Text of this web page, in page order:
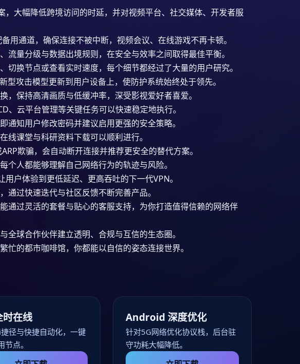
大幅降低跨境访问的时延，并对视频平台、社交媒体、开发者服
用通道，确保连接不被中断，视频会议、在线游戏不再卡顿。
量分级与数据出境规则，在安全与效率之间取得最佳平衡。
换节点或查看实时速度，每个细节都经过了大量的用户研究。
攻击模型更新到用户设备上，使防护系统始终处于领先。
保持高清画质与低缓冲率，深受影视爱好者喜爱。
云平台管理等关键任务可以快速稳定地执行。
知用户修改密码并建议启用更强的安全策略。
课堂与科研资料下载可以顺利进行。
欺骗，会自动断开连接并推荐更安全的替代方案。
人都能够理解自己网络行为的轨迹与风险。
户体验到更低延迟、更高吞吐的下一代VPN。
过快速迭代与社区反馈不断完善产品。
通过灵活的套餐与贴心的客服支持，为你打造值得信赖的网络伴
球合作伙伴建立透明、合规与互信的生态圈。
的都市咖啡馆，你都能以自信的姿态连接世界。
时在线
径与快捷自动化，一键
节点。
Android 深度优化
针对5G网络优化协议栈，后台驻
守功耗大幅降低。